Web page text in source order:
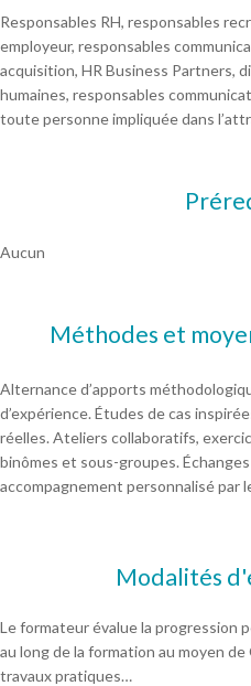
Responsables RH, responsables
employeur, responsables
acquisition, HR Business Partners,
humaines, responsables
toute personne impliquée dans
Aucun
Méthodes et
Alternance d’apports
d’expérience. Études de cas
réelles. Ateliers collaboratifs,
binômes et sous-groupes.
accompagnement personnalisé par
Modalités
Le formateur évalue la progression
au long de la formation au moyen
travaux pratiques…